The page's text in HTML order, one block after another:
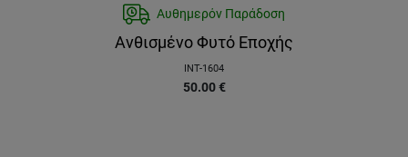
Αυθημερόν Παράδοση
Ανθισμένο Φυτό Εποχής
INT-1604
50.00 €